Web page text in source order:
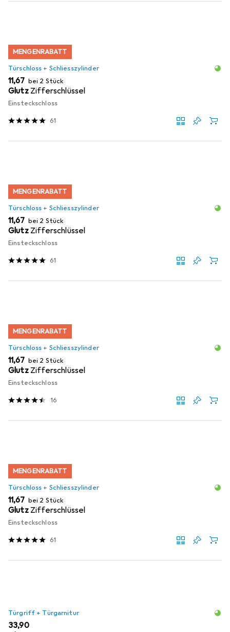
MENGENRABATT
Türschloss + Schliesszylinder
EUR
11,67 bei 2 Stück
Glutz Zifferschlüssel
Einsteckschloss
61
MENGENRABATT
Türschloss + Schliesszylinder
EUR
11,67 bei 2 Stück
Glutz Zifferschlüssel
Einsteckschloss
61
MENGENRABATT
Türschloss + Schliesszylinder
EUR
11,67 bei 2 Stück
Glutz Zifferschlüssel
Einsteckschloss
16
MENGENRABATT
Türschloss + Schliesszylinder
EUR
11,67 bei 2 Stück
Glutz Zifferschlüssel
Einsteckschloss
61
Türgriff + Türgarnitur
EUR
33,90